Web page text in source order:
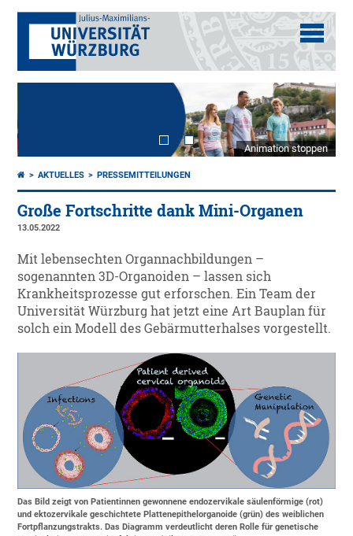
Animation stoppen
AKTUELLES PRESSEMITTEILUNGEN
Große Fortschritte dank Mini-Organen
13.05.2022
Mit lebensechten Organnachbildungen –
sogenannten 3D-Organoiden – lassen sich
Krankheitsprozesse gut erforschen. Ein Team der
Universität Würzburg hat jetzt eine Art Bauplan für
solch ein Modell des Gebärmutterhalses vorgestellt.
Das Bild zeigt von Patientinnen gewonnene endozervikale säulenförmige (rot)
und ektozervikale geschichtete Plattenepithelorganoide (grün) des weiblichen
Fortpflanzungstrakts. Das Diagramm verdeutlicht deren Rolle für genetische